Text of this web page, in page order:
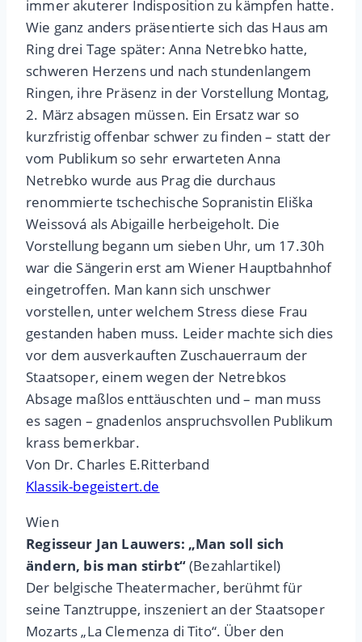
immer akuterer Indisposition zu kämpfen hatte.
Wie ganz anders präsentierte sich das Haus am
Ring drei Tage später: Anna Netrebko hatte,
schweren Herzens und nach stundenlangem
Ringen, ihre Präsenz in der Vorstellung Montag,
2. März absagen müssen. Ein Ersatz war so
kurzfristig offenbar schwer zu finden – statt der
vom Publikum so sehr erwarteten Anna
Netrebko wurde aus Prag die durchaus
renommierte tschechische Sopranistin Eliška
Weissová als Abigaille herbeigeholt. Die
Vorstellung begann um sieben Uhr, um 17.30h
war die Sängerin erst am Wiener Hauptbahnhof
eingetroffen. Man kann sich unschwer
vorstellen, unter welchem Stress diese Frau
gestanden haben muss. Leider machte sich dies
vor dem ausverkauften Zuschauerraum der
Staatsoper, einem wegen der Netrebkos
Absage maßlos enttäuschten und – man muss
es sagen – gnadenlos anspruchsvollen Publikum
krass bemerkbar.
Von Dr. Charles E.Ritterband
Klassik-begeistert.de
Wien
Regisseur Jan Lauwers: „Man soll sich
ändern, bis man stirbt“(Bezahlartikel)
Der belgische Theatermacher, berühmt für
seine Tanztruppe, inszeniert an der Staatsoper
Mozarts „La Clemenza di Tito“. Über den